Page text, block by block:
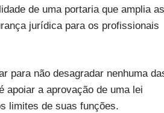
de uma portaria que amplia as
jurídica para os profissionais
para não desagradar nenhuma
apoiar a aprovação de uma lei
limites de suas funções.